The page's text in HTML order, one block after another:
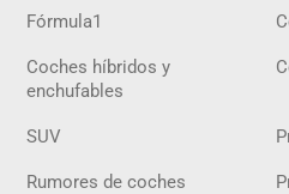
Fórmula1
Coches híbridos y
enchufables
SUV
Rumores de coches